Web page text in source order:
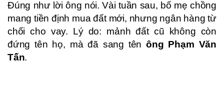
Đúng như lời ông nói. Vài tuần sau, bố mẹ chồng
mang tiền định mua đất mới, nhưng ngân hàng từ
chối cho vay. Lý do: mảnh đất cũ không còn
đứng tên họ, mà đã sang tênông Phạm Văn
Tấn.